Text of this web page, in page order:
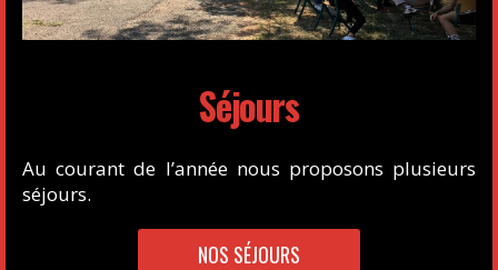
Séjours
Au courant de l’année nous proposons plusieurs
séjours.
NOS SÉJOURS